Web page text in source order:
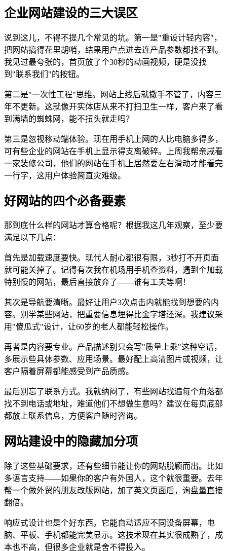
企业网站建设的三大误区
说到这儿，不得不提几个常见的坑。第一是"重设计轻内容"，
把网站搞得花里胡哨，结果用户点进去连产品参数都找不到。
我见过最夸张的，首页放了个30秒的动画视频，硬是没找
到"联系我们"的按钮。
第二是"一次性工程"思维。网站上线后就撒手不管了，内容三
年不更新。这就像开实体店从来不打扫卫生一样，客户来了看
到满墙的蜘蛛网，能不扭头就走吗？
第三是忽视移动端体验。现在用手机上网的人比电脑多得多，
可有些企业的网站在手机上显示得支离破碎。上周我帮亲戚看
一家装修公司，他们的网站在手机上居然要左右滑动才能看完
一行字，这用户体验简直灾难级。
好网站的四个必备要素
那到底什么样的网站才算合格呢？根据我这几年观察，至少要
满足以下几点：
首先是加载速度要快。现代人耐心都很有限，3秒打不开页面
就可能关掉了。记得有次我在机场用手机查资料，遇到个加载
特别慢的网站，最后直接放弃了——谁有工夫等啊！
其次是导航要清晰。最好让用户3次点击内就能找到想要的内
容。别学某些网站，把重要信息埋得比金字塔还深。我建议采
用"傻瓜式"设计，让60岁的老人都能轻松操作。
再者是内容要专业。产品描述别只会写"质量上乘"这种空话，
多展示些具体参数、应用场景。最好配上高清图片或视频，让
客户隔着屏幕都能感受到产品质感。
最后别忘了联系方式。我就纳闷了，有些网站找遍每个角落都
找不到电话或地址，难道他们不想做生意吗？建议在每页底部
都放上联系信息，方便客户随时咨询。
网站建设中的隐藏加分项
除了这些基础要求，还有些细节能让你的网站脱颖而出。比如
多语言支持——如果你的客户有外国人，这个就很重要。去年
帮一个做外贸的朋友改版网站，加了英文页面后，询盘量直接
翻倍。
响应式设计也是个好东西。它能自动适应不同设备屏幕，电
脑、平板、手机都能完美显示。这技术现在其实很成熟了，成
本也不高，但很多企业就是舍不得投入。